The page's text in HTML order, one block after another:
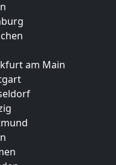
am Main